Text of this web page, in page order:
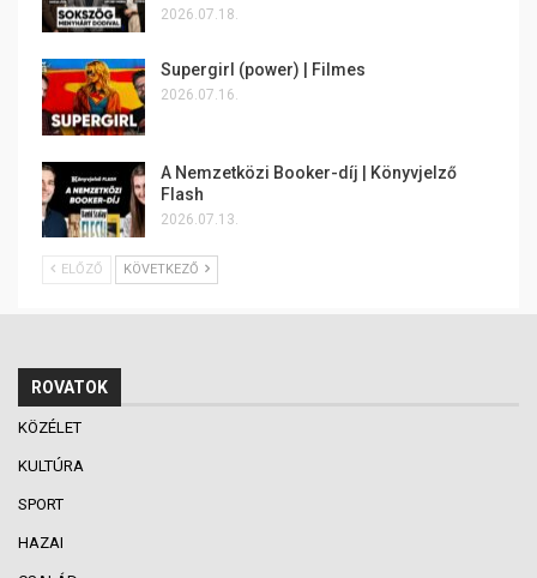
2026.07.18.
Supergirl (power) | Filmes
2026.07.16.
A Nemzetközi Booker-díj | Könyvjelző
Flash
2026.07.13.
ELŐZŐ KÖVETKEZŐ
ROVATOK
KÖZÉLET
KULTÚRA
SPORT
HAZAI